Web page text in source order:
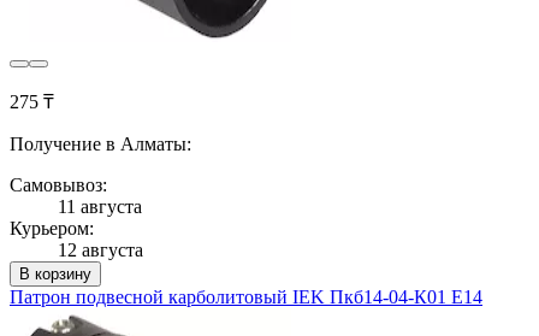
275 ₸
Получение в Алматы:
Самовывоз:
11 августа
Курьером:
12 августа
В корзину
Патрон подвесной карболитовый IEK Пкб14-04-К01 Е14